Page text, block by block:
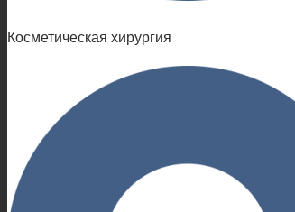
Косметическая хирургия